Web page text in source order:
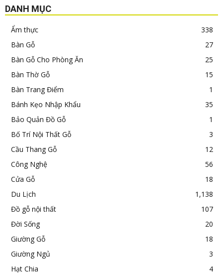
DANH MỤC
Ẩm thực
338
Bàn Gỗ
27
Bàn Gỗ Cho Phòng Ăn
25
Bàn Thờ Gỗ
15
Bàn Trang Điểm
1
Bánh Kẹo Nhập Khẩu
35
Bảo Quản Đồ Gỗ
1
Bố Trí Nội Thất Gỗ
3
Cầu Thang Gỗ
12
Công Nghệ
56
Cửa Gỗ
18
Du Lịch
1,138
Đồ gỗ nội thất
107
Đời Sống
20
Giường Gỗ
18
Giường Ngủ
3
Hạt Chia
4